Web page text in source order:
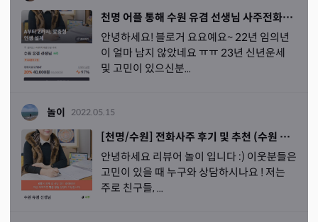
천명 어플 통해 수원 유겸 선생님 사주전화상담 후기
안녕하세요! 블로거 요요예요~ 22년 임의년
이 얼마 남지 않았네요 ㅠㅠ 23년 신년운세
및 고민이 있으신분...
놀이 2022.05.15
[천명/수원] 전화사주 후기 및 추천 (수원 유겸 선생님) 🔮
안녕하세요 리뷰어 놀이 입니다 :) 이웃분들은
고민이 있을 때 누구와 상담하시나요 ! 저는
주로 친구들, ...